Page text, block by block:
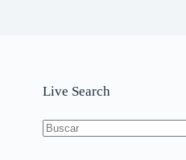
Live Search